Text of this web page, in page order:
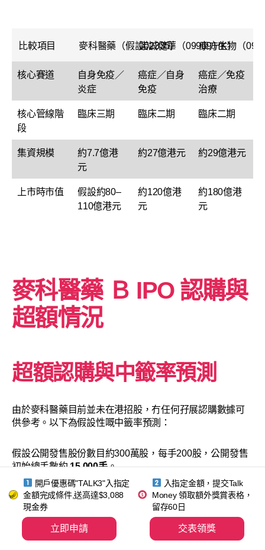
比較項目 麥科醫藥（假設02335）諾誠健華（09969.HK）
康方生物（
核心賽道
自身免疫／
炎症
癌症／自身
免疫
癌症／免疫
治療
核心管線階
段
臨床三期 臨床二期 臨床二期
集資規模
約7.7億港
元
約27億港元 約29億港元
上市時市值
假設約80–
110億港元
約120億港
元
約180億港
元
麥科醫藥 Ｂ IPO 認購與
超額情況
超額認購與中籤率預測
由於麥科醫藥目前並未在港招股，冇任何孖展認購數據可
供參考。以下為假設性嘅中籤率預測：
假設公開發售股份數目約300萬股，每手200股，公開發售
初始總手數約15,000手。
若最終超購在15至50倍（公開發售回撥至30%），總
手數增至約4.5萬手，預計一手中籤率約
抽3至5手有機會中一手。
若最終超購大幅攀升至50至100倍（回撥至40%），總
開戶優惠碼"TALK3"入指定
金額完成條件,送高達$3,088
現金券
立即申請
入指定金額，提交Talk
Money 領取額外獎賞表格，
留存60日
交表領獎